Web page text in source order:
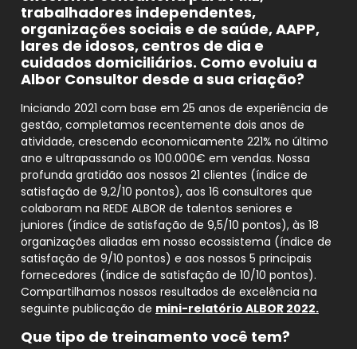
trabalhadores independentes,
organizações sociais e de saúde, AAPP,
lares de idosos, centros de dia e
cuidados domiciliários. Como evoluiu a
Albor Consultor desde a sua criação?
Iniciando 2021 com base em 25 anos de experiência de
gestão, completamos recentemente dois anos de
atividade, crescendo economicamente 221% no último
ano e ultrapassando os 100.000€ em vendas. Nossa
profunda gratidão aos nossos 21 clientes (índice de
satisfação de 9,2/10 pontos), aos 16 consultores que
colaboram na REDE ALBOR de talentos seniores e
juniores (índice de satisfação de 9,5/10 pontos), às 18
organizações aliadas em nosso ecossistema (índice de
satisfação de 9/10 pontos) e aos nossos 5 principais
fornecedores (índice de satisfação de 10/10 pontos).
Compartilhamos nossos resultados de excelência na
seguinte publicação de mini-relatório ALBOR 2022.
Que tipo de treinamento você tem?